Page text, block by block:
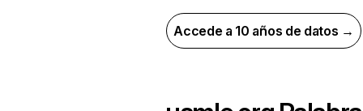
Accede a 10 años de datos →